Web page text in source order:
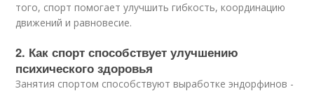
того, спорт помогает улучшить гибкость, координацию
движений и равновесие.
2. Как спорт способствует улучшению
психического здоровья
Занятия спортом способствуют выработке эндорфинов -